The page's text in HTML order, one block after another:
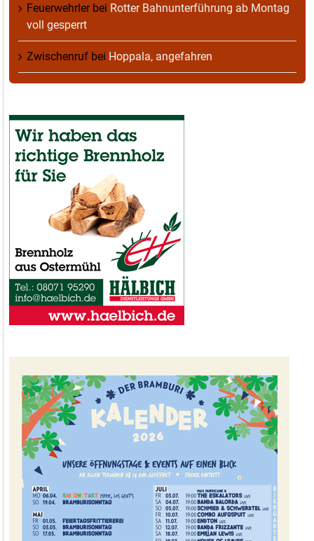
Feuerwehrlerbei Rotter Bahnunterführung ab Montag
voll gesperrt
Zwischenruf bei Hoppala, angefahren